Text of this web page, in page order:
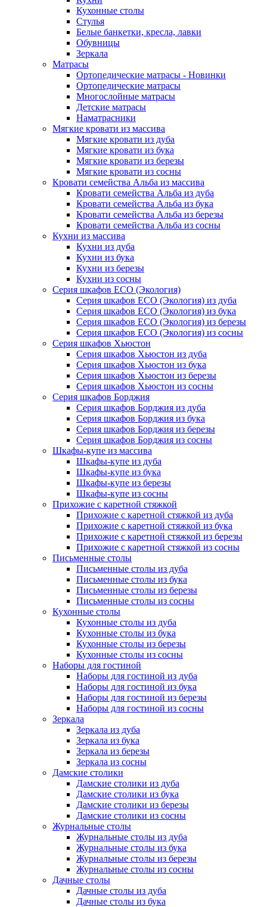
Кухонные столы
Стулья
Белые банкетки, кресла, лавки
Обувницы
Зеркала
Матрасы
Ортопедические матрасы - Новинки
Ортопедические матрасы
Многослойные матрасы
Детские матрасы
Наматрасники
Мягкие кровати из массива
Мягкие кровати из дуба
Мягкие кровати из бука
Мягкие кровати из березы
Мягкие кровати из сосны
Кровати семейства Альба из массива
Кровати семейства Альба из дуба
Кровати семейства Альба из бука
Кровати семейства Альба из березы
Кровати семейства Альба из сосны
Кухни из массива
Кухни из дуба
Кухни из бука
Кухни из березы
Кухни из сосны
Серия шкафов ECO (Экология)
Серия шкафов ECO (Экология) из дуба
Серия шкафов ECO (Экология) из бука
Серия шкафов ECO (Экология) из березы
Серия шкафов ECO (Экология) из сосны
Серия шкафов Хьюстон
Серия шкафов Хьюстон из дуба
Серия шкафов Хьюстон из бука
Серия шкафов Хьюстон из березы
Серия шкафов Хьюстон из сосны
Серия шкафов Борджия
Серия шкафов Борджия из дуба
Серия шкафов Борджия из бука
Серия шкафов Борджия из березы
Серия шкафов Борджия из сосны
Шкафы-купе из массива
Шкафы-купе из дуба
Шкафы-купе из бука
Шкафы-купе из березы
Шкафы-купе из сосны
Прихожие с каретной стяжкой
Прихожие с каретной стяжкой из дуба
Прихожие с каретной стяжкой из бука
Прихожие с каретной стяжкой из березы
Прихожие с каретной стяжкой из сосны
Письменные столы
Письменные столы из дуба
Письменные столы из бука
Письменные столы из березы
Письменные столы из сосны
Кухонные столы
Кухонные столы из дуба
Кухонные столы из бука
Кухонные столы из березы
Кухонные столы из сосны
Наборы для гостиной
Наборы для гостиной из дуба
Наборы для гостиной из бука
Наборы для гостиной из березы
Наборы для гостиной из сосны
Зеркала
Зеркала из дуба
Зеркала из бука
Зеркала из березы
Зеркала из сосны
Дамские столики
Дамские столики из дуба
Дамские столики из бука
Дамские столики из березы
Дамские столики из сосны
Журнальные столы
Журнальные столы из дуба
Журнальные столы из бука
Журнальные столы из березы
Журнальные столы из сосны
Дачные столы
Дачные столы из дуба
Дачные столы из бука